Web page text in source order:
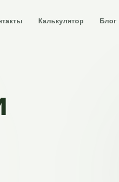
Калькулятор Блог